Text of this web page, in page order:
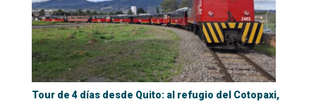
Tour de 4 días desde Quito: al refugio del Cotopaxi,